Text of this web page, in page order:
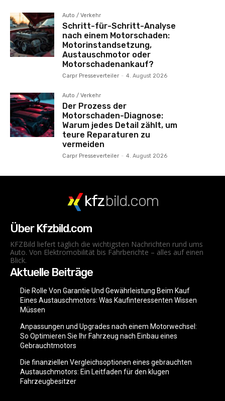
Auto / Verkehr
Schritt-für-Schritt-Analyse
nach einem Motorschaden:
Motorinstandsetzung,
Austauschmotor oder
Motorschadenankauf?
Carpr Presseverteiler - 4. August 2026
Auto / Verkehr
Der Prozess der
Motorschaden-Diagnose:
Warum jedes Detail zählt, um
teure Reparaturen zu
vermeiden
Carpr Presseverteiler - 4. August 2026
kfzbild.com
Über Kfzbild.com
KFZBild liefert täglich die wichtigsten Nachrichten rund ums
Auto. Von Elektromobilität bis Fahrberichte – alles auf einen
Blick.
Aktuelle Beiträge
Die Rolle Von Garantie Und Gewährleistung Beim Kauf
Eines Austauschmotors: Was Kaufinteressenten Wissen
Müssen
Anpassungen und Upgrades nach einem Motorwechsel:
So Optimieren Sie Ihr Fahrzeug nach Einbau eines
Gebrauchtmotors
Die finanziellen Vergleichsoptionen eines gebrauchten
Austauschmotors: Ein Leitfaden für den klugen
Fahrzeugbesitzer